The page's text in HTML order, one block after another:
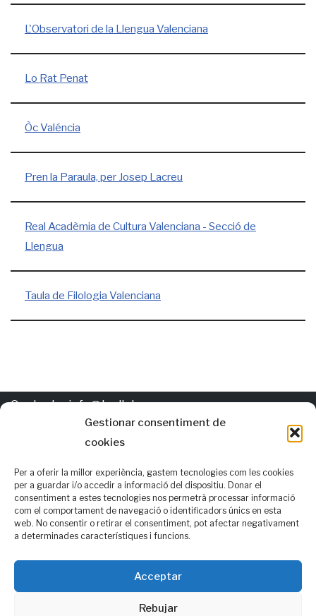
Gestionar consentiment de
cookies
Per a oferir la millor experiència, gastem tecnologies com les cookies
per a guardar i/o accedir a informació del dispositiu. Donar el
consentiment a estes tecnologies nos permetrà processar informació
com el comportament de navegació o identificadors únics en esta
web. No consentir o retirar el consentiment, pot afectar negativament
a determinades característiques i funcions.
Acceptar
Rebujar
L'Observatori de la Llengua Valenciana
Lo Rat Penat
Òc Valéncia
Pren la Paraula, per Josep Lacreu
Real Acadèmia de Cultura Valenciana - Secció de
Llengua
Taula de Filologia Valenciana
Contacte:info@trellat.org
cookies
Els autors d'esta pàgina gasten per al valencià les normatives
AVL i RACV i, també, opcions alternatives que consideren que
podrien ser de consens
Seguix-nos en: